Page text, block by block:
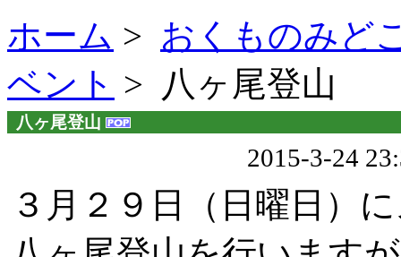
ホーム > おくものみど
ベント > 八ヶ尾登山
八ヶ尾登山
2015-3-24
３月２９日（日曜日）